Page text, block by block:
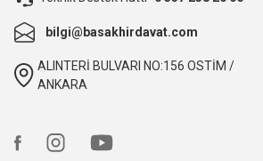
hızlı kargo ve itinalı paketleme,
bilgi@basakhirdavat.com
ALINTERİ BULVARI NO:156 OSTİM /
ANKARA